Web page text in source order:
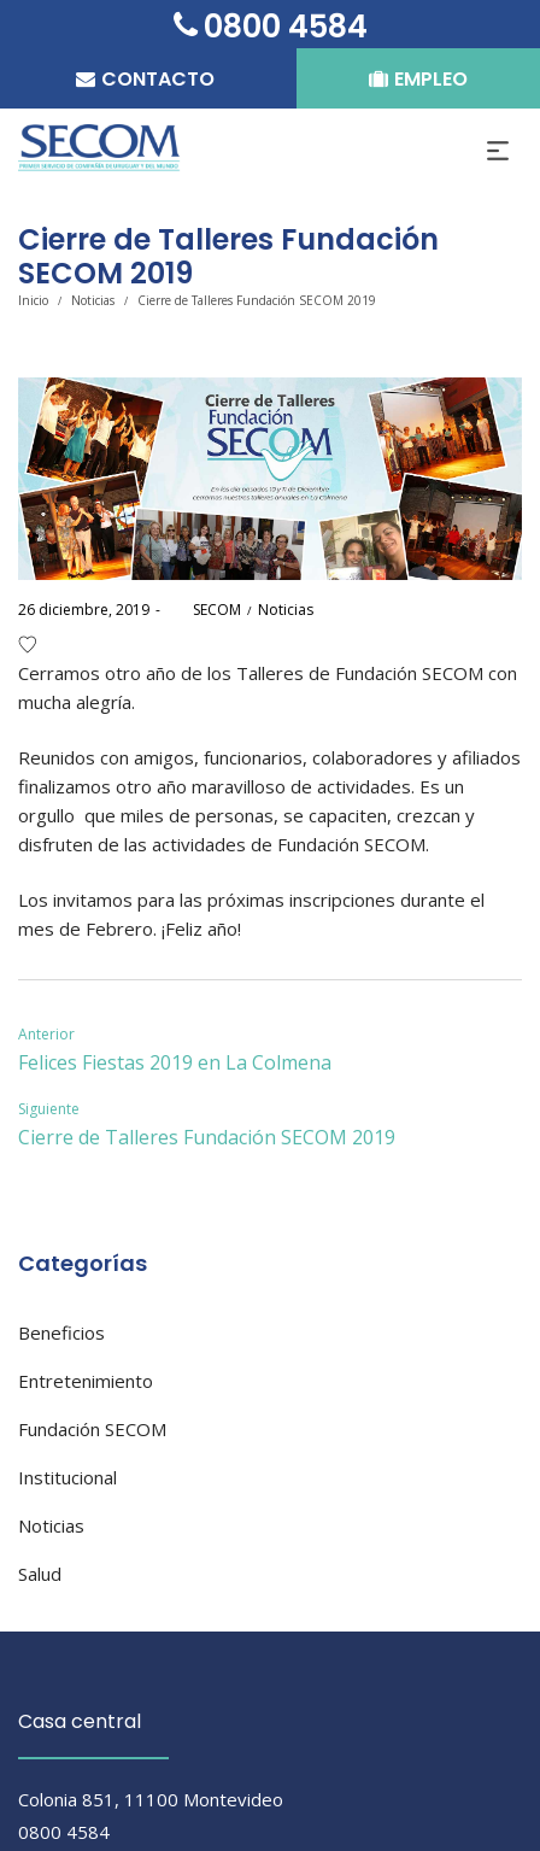
0800 4584
EMPLEO
CONTACTO
Cierre de Talleres Fundación
SECOM 2019
Inicio / Noticias / Cierre de Talleres Fundación SECOM 2019
Posted
on
26 diciembre, 2019 SECOM
Posted
Noticias
Cerramos otro año de los Talleres de Fundación SECOM con
mucha alegría.
Reunidos con amigos, funcionarios, colaboradores y afiliados
finalizamos otro año maravilloso de actividades. Es un
orgullo que miles de personas, se capaciten, crezcan y
disfruten de las actividades de Fundación SECOM.
Los invitamos para las próximas inscripciones durante el
mes de Febrero. ¡Feliz año!
Navegación
de
entradas
Anterior
Felices Fiestas 2019 en La Colmena
Siguiente
Cierre de Talleres Fundación SECOM 2019
Categorías
Beneficios
Entretenimiento
Fundación SECOM
Institucional
Noticias
Salud
Casa central
Colonia 851, 11100 Montevideo
0800 4584